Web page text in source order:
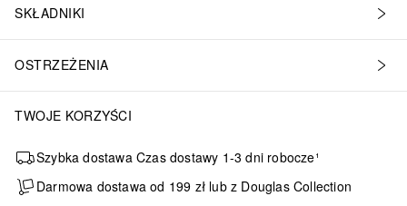
SKŁADNIKI
OSTRZEŻENIA
TWOJE KORZYŚCI
Szybka dostawa Czas dostawy 1-3 dni robocze¹
Darmowa dostawa od 199 zł lub z Douglas Collection